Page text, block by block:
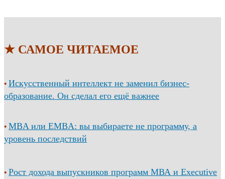
★ САМОЕ ЧИТАЕМОЕ
•Искусственный интеллект не заменил бизнес-
образование. Он сделал его ещё важнее
•MBA или EMBA: вы выбираете не программу, а
уровень последствий
•Рост дохода выпускников программ МВА и Executive